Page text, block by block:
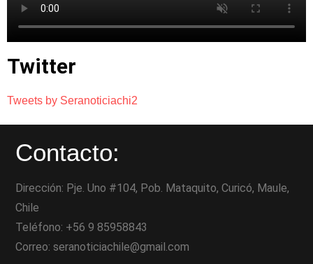
Twitter
Tweets by Seranoticiachi2
Contacto:
Dirección: Pje. Uno #104, Pob. Mataquito, Curicó, Maule,
Chile
Teléfono: +56 9 85958843
Correo: seranoticiachile@gmail.com